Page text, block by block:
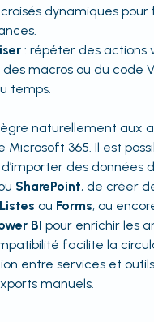
dynamiques pour
: répéter des actions
macros ou du code
temps.
naturellement aux
Microsoft 365. Il est
des données
SharePoint, de créer
Listes ou Forms, ou
BI pour enrichir les
facilite la
entre services et
manuels.